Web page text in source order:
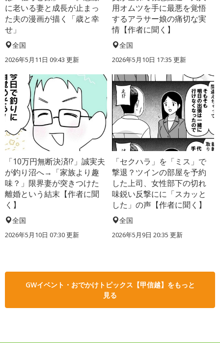
に老いる妻と成長が止まっ
た夫の漫画が描く「歳と幸
せ」
全国
2026年5月11日 09:43 更新
用オムツを手に最悪を覚悟
するアラサー娘の痛切な実
情【作者に聞く】
全国
2026年5月10日 17:35 更新
「10万円無断決済!?」誠実夫
が釣り沼へ→「家族より趣
味？」限界妻が突きつけた
離婚という結末【作者に聞
く】
全国
2026年5月10日 07:30 更新
「セクハラ」を「ミス」で
撃退？ツインの部屋を予約
した上司、女性部下の切れ
味鋭い反撃にに「スカッと
した」の声【作者に聞く】
全国
2026年5月9日 20:35 更新
GWイベント・おでかけトピックス【甲信越】をもっと
見る